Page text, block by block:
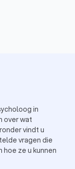
in
over wat
vindt u
vragen die
ze u kunnen